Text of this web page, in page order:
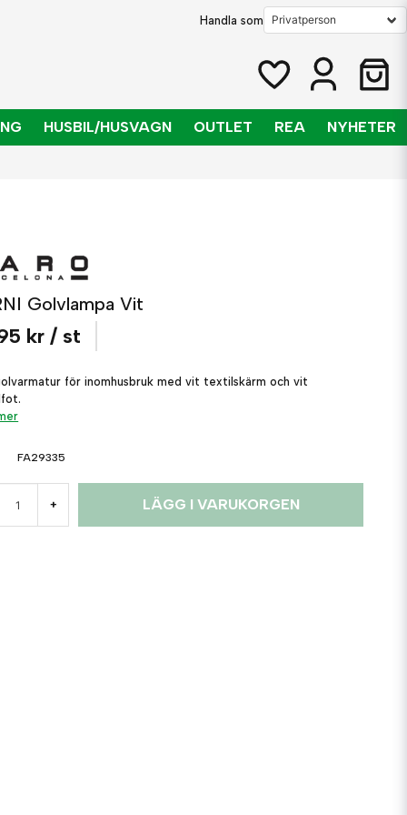
Handla som
HUSBIL/HUSVAGN OUTLET REA NYHETER
Golvlampa Vit
kr / st
för inomhusbruk med vit textilskärm och vit
FA29335
+ LÄGG I VARUKORGEN